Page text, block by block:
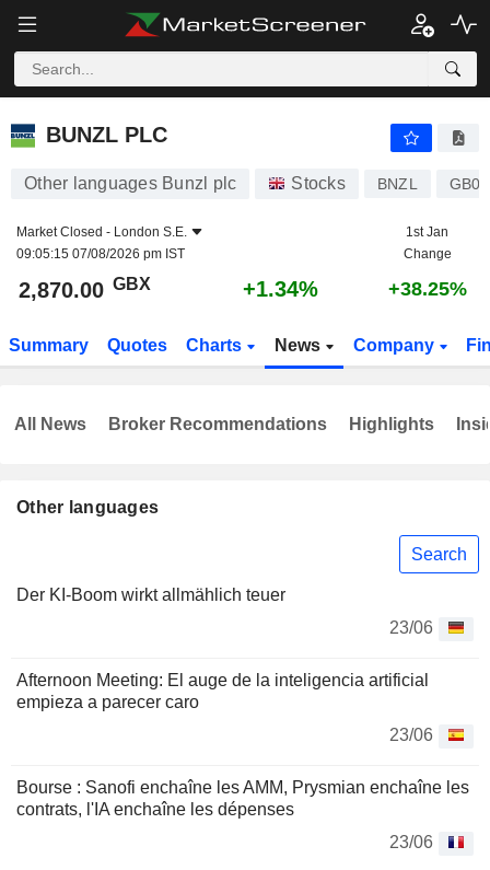
BUNZL PLC
BUNZL PLC
Other languages Bunzl plc Stocks BNZL
Market Closed - London S.E.
09:05:15 07/08/2026 pm IST
1st Jan
Change
2,870.00 GBX +1.34% +38.25%
Summary Quotes Charts News Company
Other languages
Search
Der KI-Boom wirkt allmählich teuer
23/06
Afternoon Meeting: El auge de la inteligencia artificial
empieza a parecer caro
23/06
Bourse : Sanofi enchaîne les AMM, Prysmian enchaîne les
contrats, l'IA enchaîne les dépenses
23/06
All News Broker Recommendations Highlights